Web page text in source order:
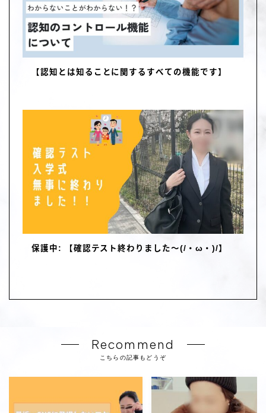
【認知とは知ることに関するすべての機能です】
保護中: 【確認テスト終わりました～(/・ω・)/】
Recommend
こちらの記事もどうぞ